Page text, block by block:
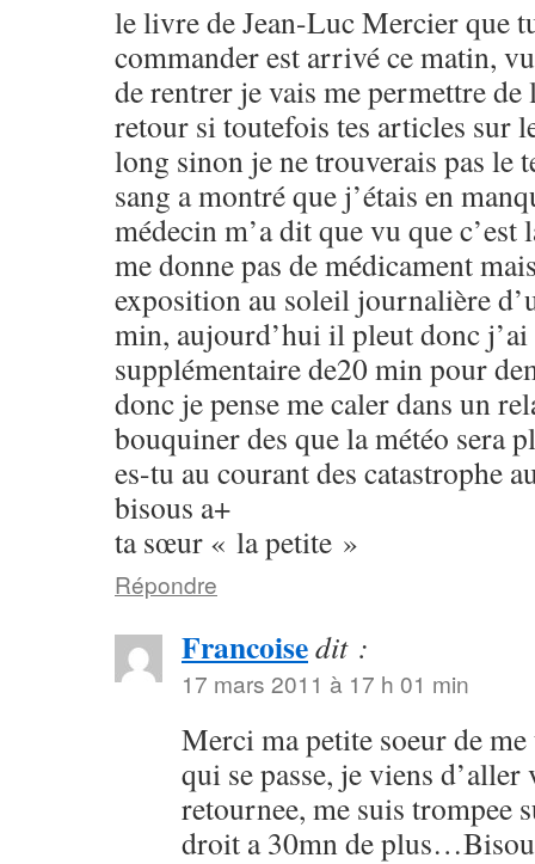
le livre de Jean-Luc Mercier que
commander est arrivé ce matin,
de rentrer je vais me permettre
retour si toutefois tes articles sur
long sinon je ne trouverais pas le
sang a montré que j’étais en
médecin m’a dit que vu que
me donne pas de médicament
exposition au soleil journalière
min, aujourd’hui il pleut donc
supplémentaire de20 min pour
donc je pense me caler dans un
bouquiner des que la météo sera
es-tu au courant des catastrophe
bisous a+
ta sœur « la petite »
Répondre
Francoisedit :
17 mars 2011 à 17 h 01 min
Merci ma petite soeur de
qui se passe, je viens
retournee, me suis trompee
droit a 30mn de